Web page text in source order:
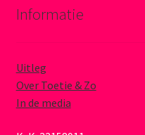
Informatie
Uitleg
Over Toetie & Zo
In de media